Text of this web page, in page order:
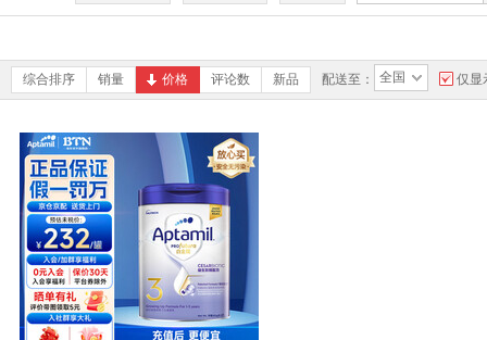
综合排序 销量 价格 评论数 新品 配送至： 全国 仅显